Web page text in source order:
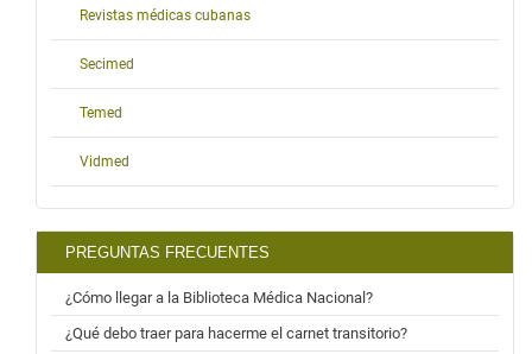
Revistas médicas cubanas
Secimed
Temed
Vidmed
PREGUNTAS FRECUENTES
¿Cómo llegar a la Biblioteca Médica Nacional?
¿Qué debo traer para hacerme el carnet transitorio?